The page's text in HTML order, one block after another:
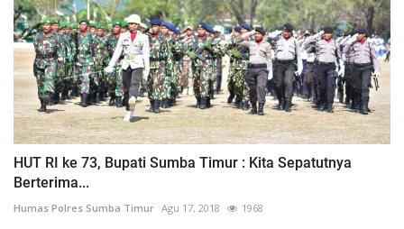
HUT RI ke 73, Bupati Sumba Timur : Kita Sepatutnya
Berterima...
Humas Polres Sumba Timur Agu 17, 2018 1968